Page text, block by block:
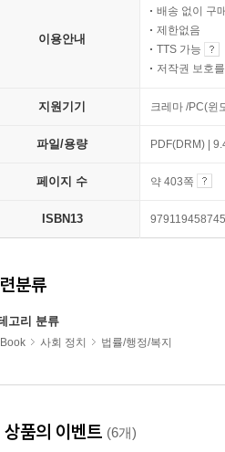
이용안내
배송 없이 구
제한없음
TTS 가능
저작권 보호
지원기기 크레마 /PC(윈
파일/용량 PDF(DRM) |
페이지 수 약 403쪽
ISBN13
분류
고리 분류
사회 정치 법률/행정/복지
상품의 이벤트 (6개)